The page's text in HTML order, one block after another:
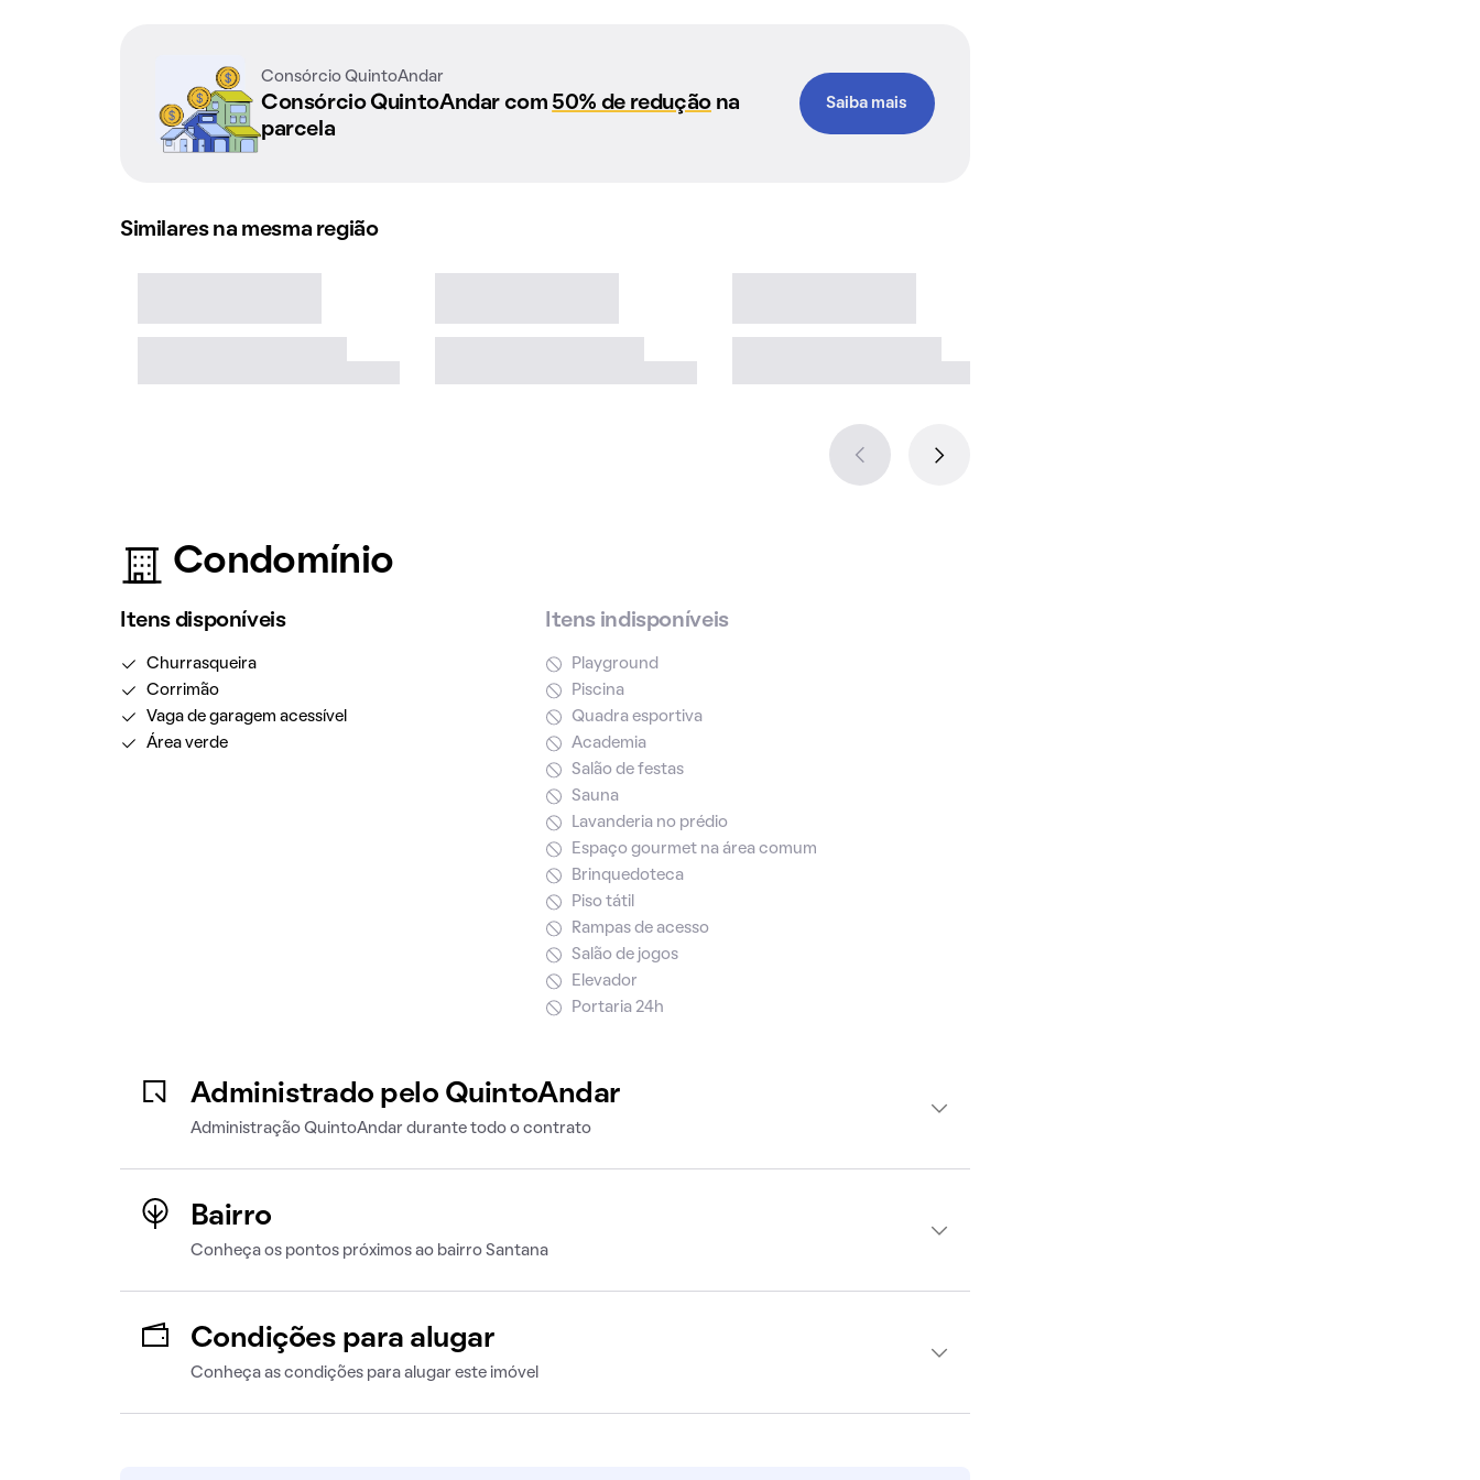
Consórcio QuintoAndar
Consórcio QuintoAndar com 50% de reduçãona
parcela
Saiba mais
Similares na mesma região
Condomínio
Itens disponíveis
Churrasqueira
Corrimão
Vaga de garagem acessível
Área verde
Itens indisponíveis
Playground
Piscina
Quadra esportiva
Academia
Salão de festas
Sauna
Lavanderia no prédio
Espaço gourmet na área comum
Brinquedoteca
Piso tátil
Rampas de acesso
Salão de jogos
Elevador
Portaria 24h
Administrado pelo QuintoAndar
Administração QuintoAndar durante todo o contrato
Bairro
Conheça os pontos próximos ao bairro Santana
Condições para alugar
Conheça as condições para alugar este imóvel